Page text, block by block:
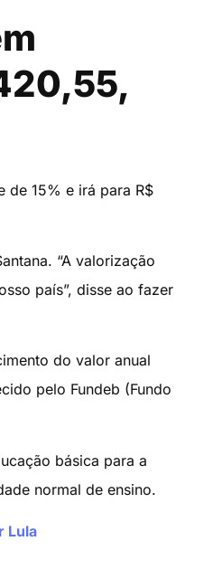
de 15% e irá para R$
“A valorização
país”, disse ao fazer
do valor anual
pelo Fundeb (Fundo
básica para a
normal de ensino.
Lula